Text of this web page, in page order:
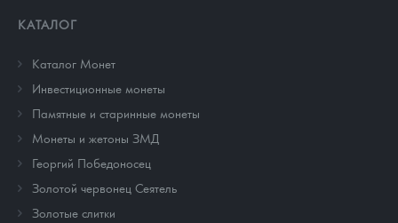
КАТАЛОГ
Каталог Монет
Инвестиционные монеты
Памятные и старинные монеты
Монеты и жетоны ЗМД
Георгий Победоносец
Золотой червонец Сеятель
Золотые слитки